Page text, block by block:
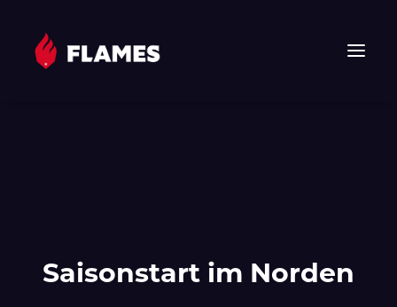
VEREIN
Saisonstart im Norden